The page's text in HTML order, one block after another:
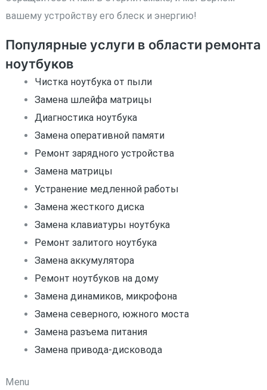
вашему устройству его блеск и энергию!
Популярные услуги в области ремонта
ноутбуков
Чистка ноутбука от пыли
Замена шлейфа матрицы
Диагностика ноутбука
Замена оперативной памяти
Ремонт зарядного устройства
Замена матрицы
Устранение медленной работы
Замена жесткого диска
Замена клавиатуры ноутбука
Ремонт залитого ноутбука
Замена аккумулятора
Ремонт ноутбуков на дому
Замена динамиков, микрофона
Замена северного, южного моста
Замена разъема питания
Замена привода-дисковода
Menu